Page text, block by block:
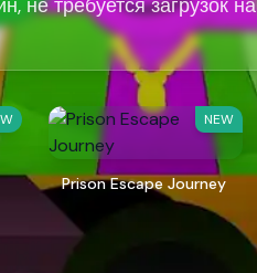
не требуется загрузок на
NEW
Prison Escape Journey